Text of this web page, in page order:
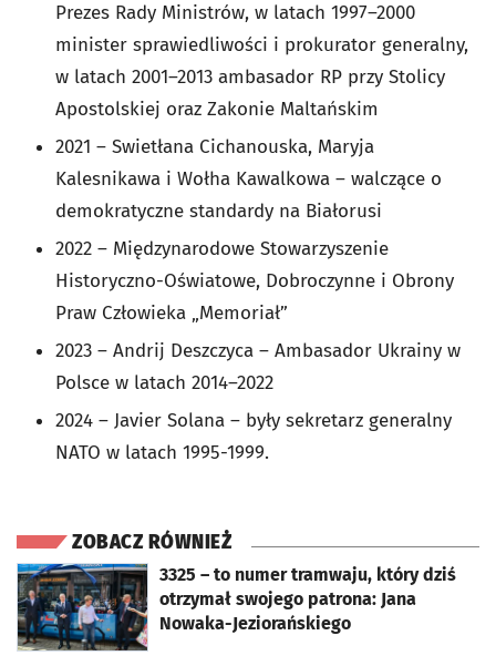
Prezes Rady Ministrów, w latach 1997–2000
minister sprawiedliwości i prokurator generalny,
w latach 2001–2013 ambasador RP przy Stolicy
Apostolskiej oraz Zakonie Maltańskim
2021 – Swietłana Cichanouska, Maryja
Kalesnikawa i Wołha Kawalkowa – walczące o
demokratyczne standardy na Białorusi
2022 – Międzynarodowe Stowarzyszenie
Historyczno-Oświatowe, Dobroczynne i Obrony
Praw Człowieka „Memoriał”
2023 – Andrij Deszczyca – Ambasador Ukrainy w
Polsce w latach 2014–2022
2024 – Javier Solana – były sekretarz generalny
NATO w latach 1995-1999.
ZOBACZ RÓWNIEŻ
3325 – to numer tramwaju, który dziś
otrzymał swojego patrona: Jana
Nowaka-Jeziorańskiego
otworzy się w nowej karcie